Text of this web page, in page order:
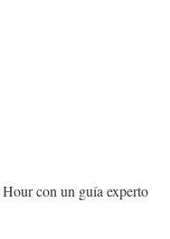
con un guía experto